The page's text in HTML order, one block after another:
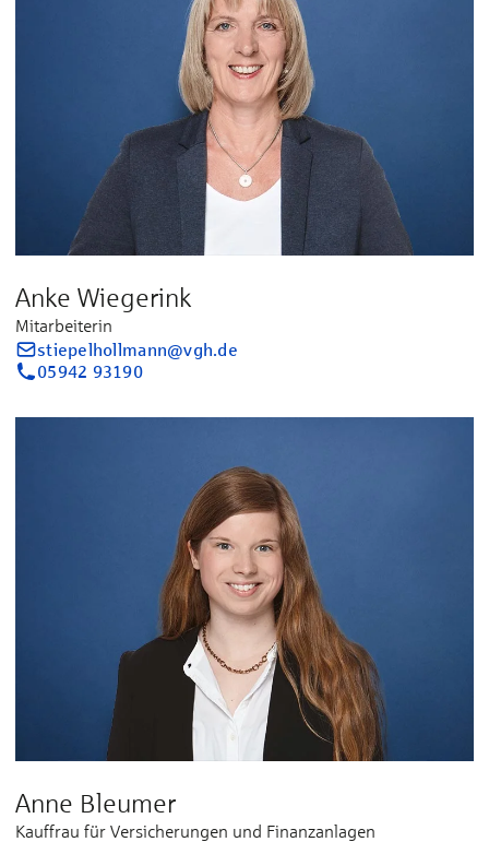
Anke Wiegerink
Mitarbeiterin
stiepelhollmann@vgh.de
05942 93190
Anne Bleumer
Kauffrau für Versicherungen und Finanzanlagen